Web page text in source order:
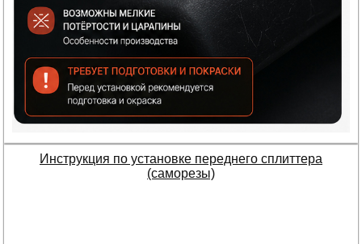
Инструкция по установке переднего сплиттера
(саморезы)